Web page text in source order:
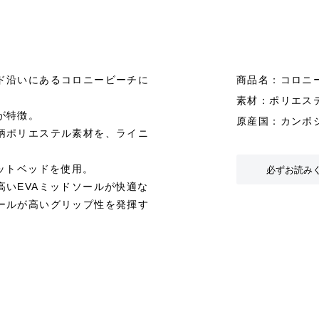
いにあるコロニービーチに
徴。
リエステル素材を、ライニ
ベッドを使用。
EVAミッドソールが快適な
ルが高いグリップ性を発揮す
商品名：コロニ
素材：ポリエス
原産国：カンボ
必ずお読み